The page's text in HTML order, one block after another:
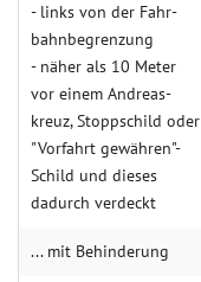
- links von der Fahr­
bahn­begren­zung
- näher als 10 Meter
vor einem Andreas­
kreuz, Stopp­schild oder
"Vorfahrt gewähren"-
Schild und dieses
dadurch verdeckt
... mit Behin­derung